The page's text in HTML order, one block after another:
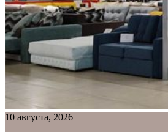
10 августа, 2026